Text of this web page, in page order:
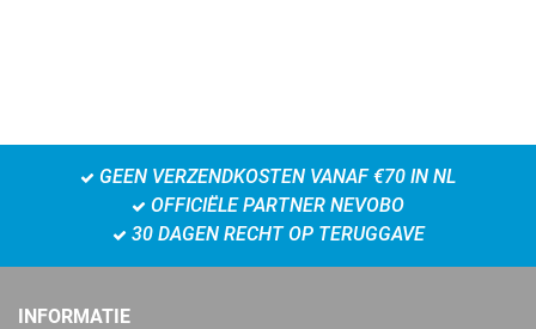
GEEN VERZENDKOSTEN VANAF €70 IN NL
OFFICIËLE PARTNER NEVOBO
30 DAGEN RECHT OP TERUGGAVE
INFORMATIE